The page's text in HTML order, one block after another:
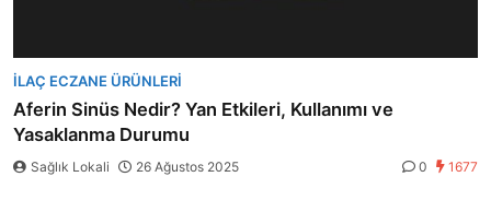
İLAÇ ECZANE ÜRÜNLERI
Aferin Sinüs Nedir? Yan Etkileri, Kullanımı ve
Yasaklanma Durumu
Sağlık Lokali 26 Ağustos 2025 0 1677